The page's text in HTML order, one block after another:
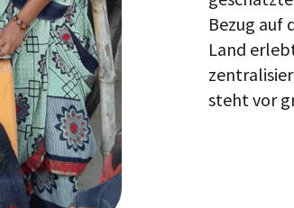
Bezug auf
Land
steht vor